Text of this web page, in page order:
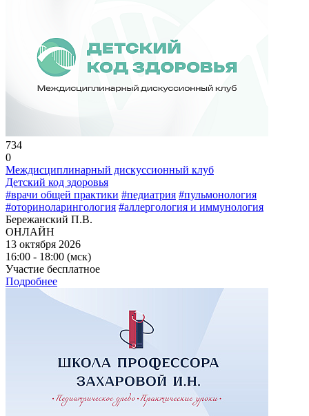
734
0
Междисциплинарный дискуссионный клуб
Детский код здоровья
#врачи общей практики #педиатрия #пульмонология
#оториноларингология #аллергология и иммунология
Бережанский П.В.
ОНЛАЙН
13 октября 2026
16:00 - 18:00 (мск)
Участие бесплатное
Подробнее